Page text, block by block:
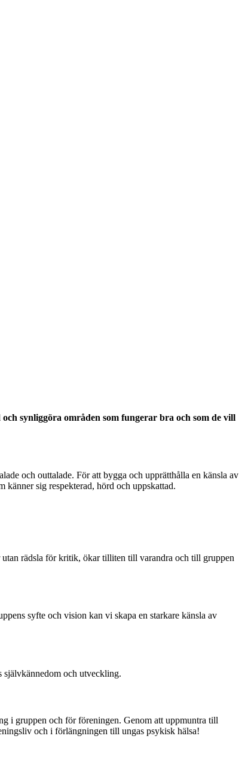
och synliggöra områden som fungerar bra och som de vill
och outtalade. För att bygga och upprätthålla en känsla av
sig respekterad, hörd och uppskattad.
utan rädsla för kritik, ökar tilliten till varandra och till gruppen
syfte och vision kan vi skapa en starkare känsla av
självkännedom och utveckling.
i gruppen och för föreningen. Genom att uppmuntra till
och i förlängningen till ungas psykisk hälsa!